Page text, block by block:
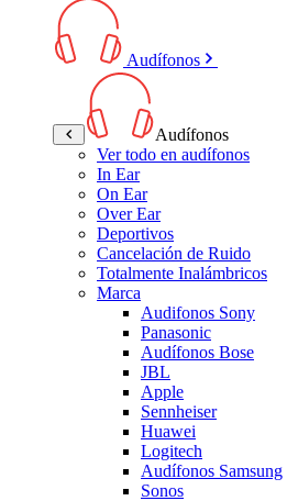
Audífonos
Audífonos
Ver todo en audífonos
In Ear
On Ear
Over Ear
Deportivos
Cancelación de Ruido
Totalmente Inalámbricos
Marca
Audifonos Sony
Panasonic
Audífonos Bose
JBL
Apple
Sennheiser
Huawei
Logitech
Audífonos Samsung
Sonos